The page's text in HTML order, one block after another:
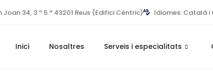
Joan 34, 3.º 5.ª 43201 Reus (Edifici Cèntric) Idiomes: Català i
Inici Nosaltres Serveis i especialitats